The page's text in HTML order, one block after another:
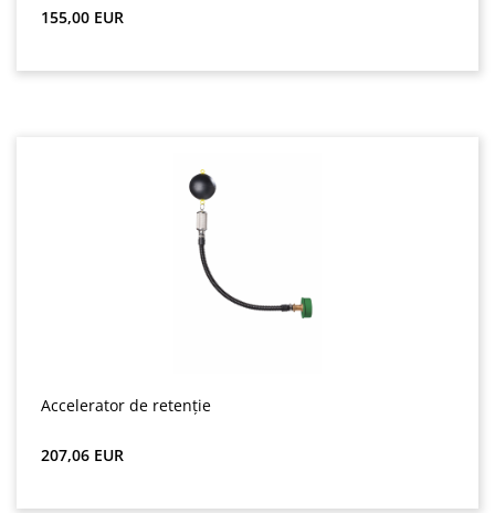
Preț obișnuit:
155,00 EUR
Accelerator de retenție
Preț obișnuit:
207,06 EUR